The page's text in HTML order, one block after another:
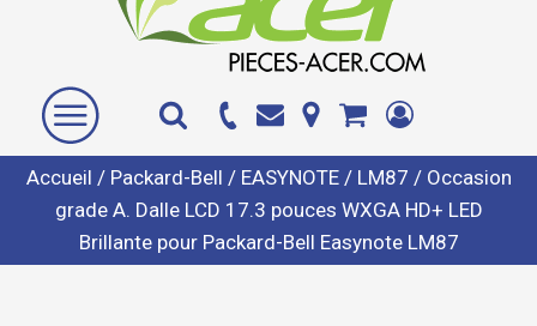
Accueil / Packard-Bell / EASYNOTE/ LM87 / Occasion
grade A. Dalle LCD 17.3 pouces WXGA HD+ LED
Brillante pour Packard-Bell Easynote LM87